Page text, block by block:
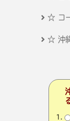
☆ コ
☆ 沖